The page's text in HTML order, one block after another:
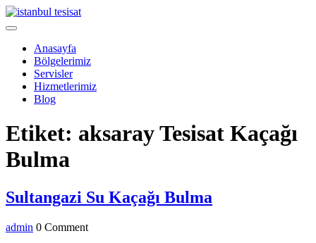
Skip
to
Open
Anasayfa
Bölgelerimiz
Servisler
Hizmetlerimiz
Blog
Menu
Etiket: aksaray Tesisat Kaçağı
Bulma
Sultangazi Su Kaçağı Bulma
admin admin
0 Comment